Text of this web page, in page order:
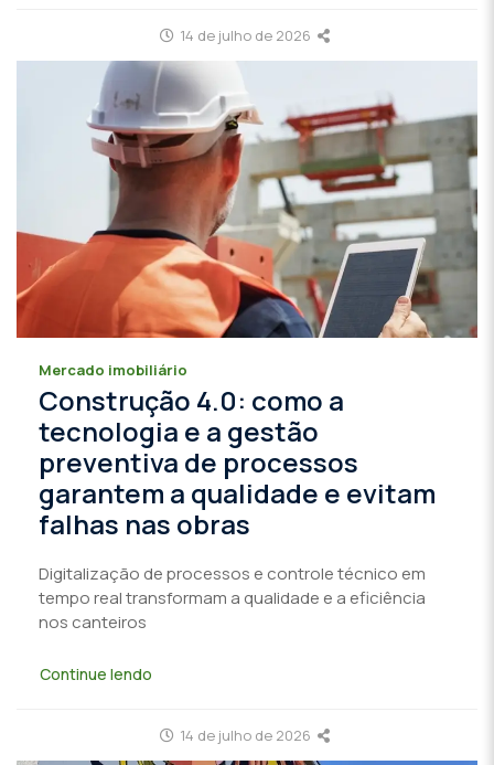
14 de julho de 2026
Mercado imobiliário
Construção 4.0: como a
tecnologia e a gestão
preventiva de processos
garantem a qualidade e evitam
falhas nas obras
Digitalização de processos e controle técnico em
tempo real transformam a qualidade e a eficiência
nos canteiros
Continue lendo
14 de julho de 2026